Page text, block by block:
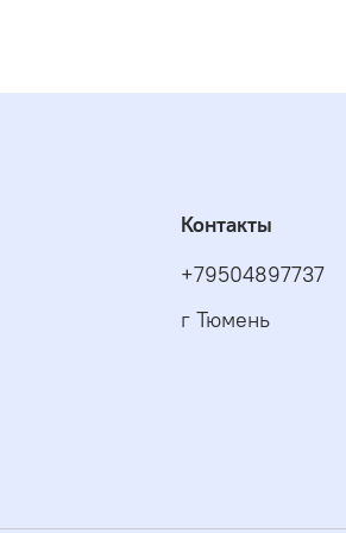
Контакты
+79504897737
г Тюмень